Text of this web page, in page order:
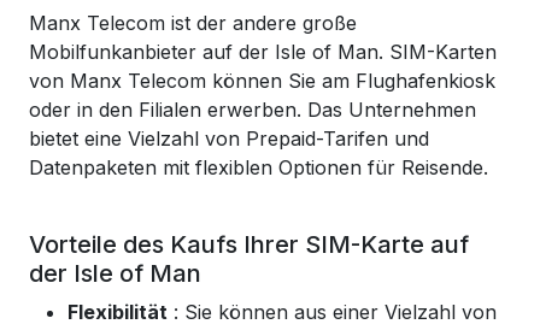
Manx Telecom ist der andere große
Mobilfunkanbieter auf der Isle of Man. SIM-Karten
von Manx Telecom können Sie am Flughafenkiosk
oder in den Filialen erwerben. Das Unternehmen
bietet eine Vielzahl von Prepaid-Tarifen und
Datenpaketen mit flexiblen Optionen für Reisende.
Vorteile des Kaufs Ihrer SIM-Karte auf
der Isle of Man
Flexibilität : Sie können aus einer Vielzahl von